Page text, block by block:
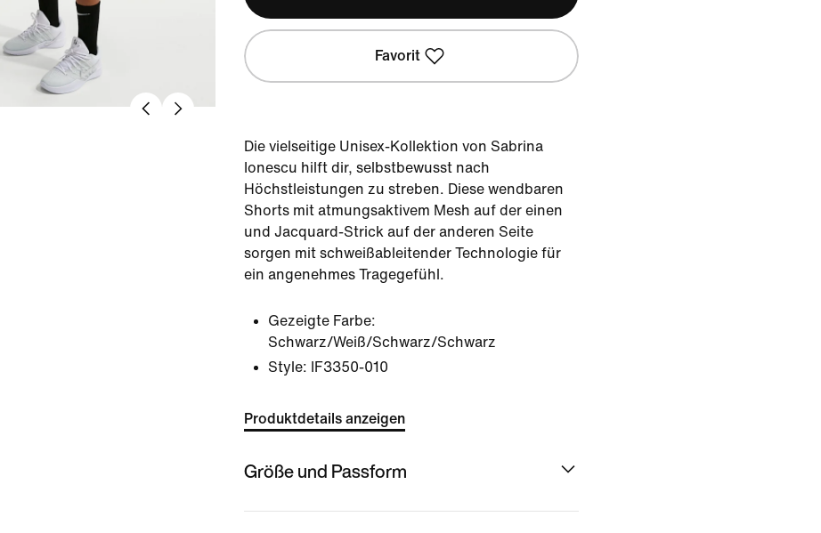
Favorit
Die vielseitige Unisex-Kollektion von Sabrina
Ionescu hilft dir, selbstbewusst nach
Höchstleistungen zu streben. Diese wendbaren
Shorts mit atmungsaktivem Mesh auf der einen
und Jacquard-Strick auf der anderen Seite
sorgen mit schweißableitender Technologie für
ein angenehmes Tragegefühl.
Gezeigte Farbe:
Schwarz/Weiß/Schwarz/Schwarz
Style:
IF3350-010
Produktdetails anzeigen
Größe und Passform